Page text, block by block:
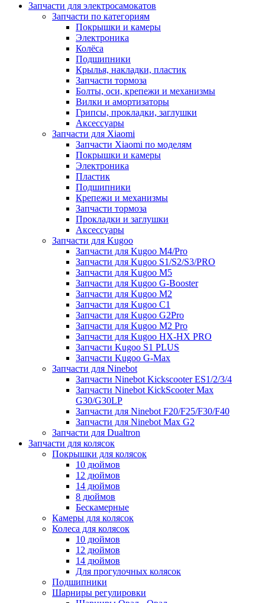
Запчасти для электросамокатов
Запчасти по категориям
Покрышки и камеры
Электроника
Колёса
Подшипники
Крылья, накладки, пластик
Запчасти тормоза
Болты, оси, крепежи и механизмы
Вилки и амортизаторы
Грипсы, прокладки, заглушки
Аксессуары
Запчасти для Xiaomi
Запчасти Xiaomi по моделям
Покрышки и камеры
Электроника
Пластик
Подшипники
Крепежи и механизмы
Запчасти тормоза
Прокладки и заглушки
Аксессуары
Запчасти для Kugoo
Запчасти для Kugoo M4/Pro
Запчасти для Kugoo S1/S2/S3/PRO
Запчасти для Kugoo M5
Запчасти для Kugoo G-Booster
Запчасти для Kugoo M2
Запчасти для Kugoo C1
Запчасти для Kugoo G2Pro
Запчасти для Kugoo M2 Pro
Запчасти для Kugoo HX-HX PRO
Запчасти Kugoo S1 PLUS
Запчасти Kugoo G-Max
Запчасти для Ninebot
Запчасти Ninebot Kickscooter ES1/2/3/4
Запчасти Ninebot KickScooter Max
G30/G30LP
Запчасти для Ninebot F20/F25/F30/F40
Запчасти для Ninebot Max G2
Запчасти для Dualtron
Запчасти для колясок
Покрышки для колясок
10 дюймов
12 дюймов
14 дюймов
8 дюймов
Бескамерные
Камеры для колясок
Колеса для колясок
10 дюймов
12 дюймов
14 дюймов
Для прогулочных колясок
Подшипники
Шарниры регулировки